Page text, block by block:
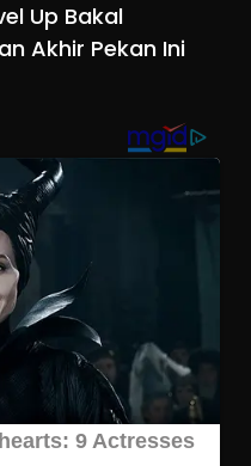
Up Bakal
Akhir Pekan Ini